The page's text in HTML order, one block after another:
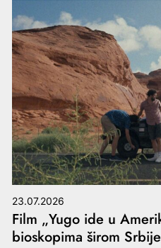
23.07.2026
Film „Yugo ide u
bioskopima širom Srbije